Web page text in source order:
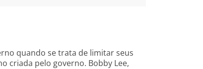
quando se trata de limitar seus
criada pelo governo. Bobby Lee,